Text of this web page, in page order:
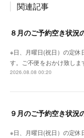
関連記事
８月のご予約空き状況
※日、月曜日(祝日）の定休
す。ご不便をおかけ致し
2026.08.08 00:20
９月のご予約空き状況
※日、月曜日(祝日）の定休